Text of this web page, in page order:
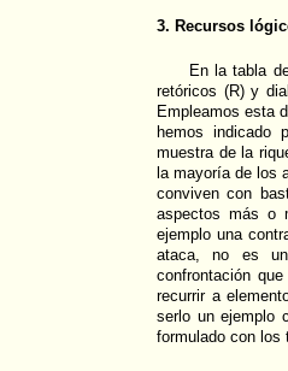
3. Recursos
En la tabla
retóricos (R) y
Empleamos esta
hemos indicado
muestra de la
la mayoría de los
conviven con
aspectos más o
ejemplo una
ataca, no es
confrontación
recurrir a
serlo un ejemplo
formulado con los